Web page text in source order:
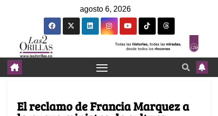
agosto 6, 2026
El reclamo de Francia Marquez a